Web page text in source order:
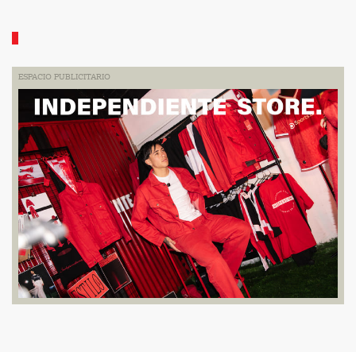
ESPACIO PUBLICITARIO